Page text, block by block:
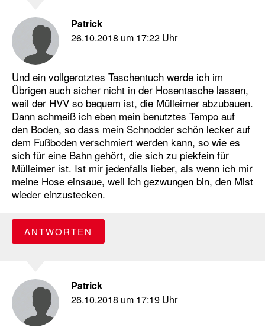
Patrick
26.10.2018 um 17:22 Uhr
Und ein vollgerotztes Taschentuch werde ich im
Übrigen auch sicher nicht in der Hosentasche lassen,
weil der HVV so bequem ist, die Mülleimer abzubauen.
Dann schmeiß ich eben mein benutztes Tempo auf
den Boden, so dass mein Schnodder schön lecker auf
dem Fußboden verschmiert werden kann, so wie es
sich für eine Bahn gehört, die sich zu piekfein für
Mülleimer ist. Ist mir jedenfalls lieber, als wenn ich mir
meine Hose einsaue, weil ich gezwungen bin, den Mist
wieder einzustecken.
ANTWORTEN
Patrick
26.10.2018 um 17:19 Uhr